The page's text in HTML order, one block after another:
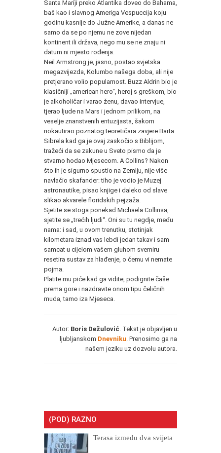
Santa Maríji preko Atlantika doveo do Bahama,
baš kao i slavnog Ameriga Vespuccija koju
godinu kasnije do Južne Amerike, a danas ne
samo da se po njemu ne zove nijedan
kontinent ili država, nego mu se ne znaju ni
datum ni mjesto rođenja.
Neil Armstrong je, jasno, postao svjetska
megazvijezda, Kolumbo našega doba, ali nije
pretjerano volio popularnost. Buzz Aldrin bio je
klasičniji „american hero“, heroj s greškom, bio
je alkoholičar i varao ženu, davao intervjue,
tjerao ljude na Mars i jednom prilikom, na
veselje znanstvenih entuzijasta, šakom
nokautirao poznatog teoretičara zavjere Barta
Sibrela kad ga je ovaj zaskočio s Biblijom,
tražeći da se zakune u Sveto pismo da je
stvarno hodao Mjesecom. A Collins? Nakon
što ih je sigurno spustio na Zemlju, nije više
navlačio skafander: tiho je vodio je Muzej
astronautike, pisao knjige i daleko od slave
slikao akvarele floridskih pejzaža.
Sjetite se stoga ponekad Michaela Collinsa,
sjetite se „trećih ljudi“. Oni su tu negdje, među
nama: i sad, u ovom trenutku, stotinjak
kilometara iznad vas lebdi jedan takav i sam
samcat u cijelom vašem gluhom svemiru
resetira sustav za hlađenje, o čemu vi nemate
pojma.
Platite mu piće kad ga vidite, podignite čaše
prema gore i nazdravite onom tipu čeličnih
muda, tamo iza Mjeseca.
Autor: Boris Dežulović . Tekst je objavljen u
ljubljanskom Dnevniku . Prenosimo ga na
našem jeziku uz dozvolu autora.
(POD) RAZNO
Terasa između dva svijeta